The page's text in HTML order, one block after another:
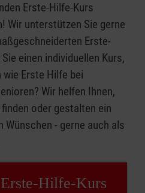
Erste-Hilfe-Kurs
Wir unterstützen Sie gerne
Erste-
einen individuellen Kurs,
wie Erste Hilfe bei
Wir helfen Ihnen,
oder gestalten ein
Wünschen - gerne auch als
Hilfe-Kurs